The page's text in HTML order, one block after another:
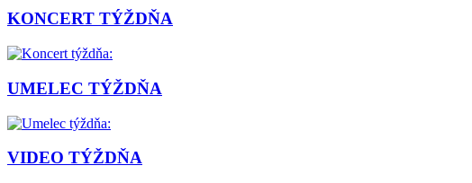
KONCERT TÝŽDŇA
UMELEC TÝŽDŇA
VIDEO TÝŽDŇA